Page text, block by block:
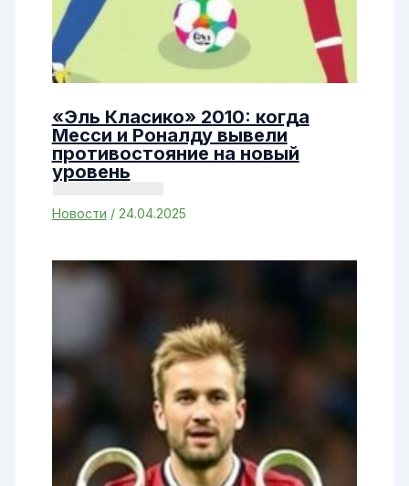
«Эль Класико» 2010: когда
Месси и Роналду вывели
противостояние на новый
уровень
Новости / 24.04.2025